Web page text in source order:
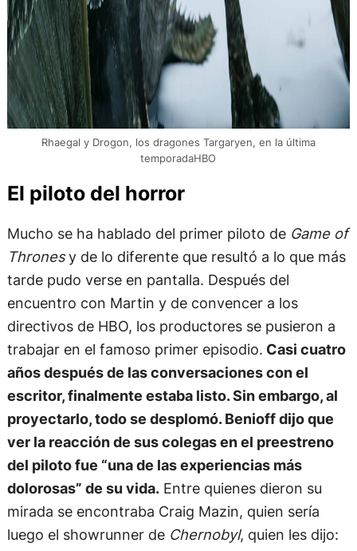
Rhaegal y Drogon, los dragones Targaryen, en la última
temporadaHBO
El piloto del horror
Mucho se ha hablado del primer piloto deGame of
Thronesy de lo diferente que resultó a lo que más
tarde pudo verse en pantalla. Después del
encuentro con Martin y de convencer a los
directivos de HBO, los productores se pusieron a
trabajar en el famoso primer episodio. Casi cuatro
años después de las conversaciones con el
escritor, finalmente estaba listo. Sin embargo, al
proyectarlo, todo se desplomó. Benioff dijo que
ver la reacción de sus colegas en el preestreno
del piloto fue “una de las experiencias más
dolorosas” de su vida.Entre quienes dieron su
mirada se encontraba Craig Mazin, quien sería
luego el showrunner de Chernobyl, quien les dijo: